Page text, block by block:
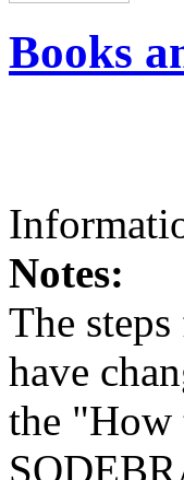
Books
Notes:
The
have
the "How